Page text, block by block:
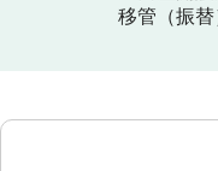
移管（振